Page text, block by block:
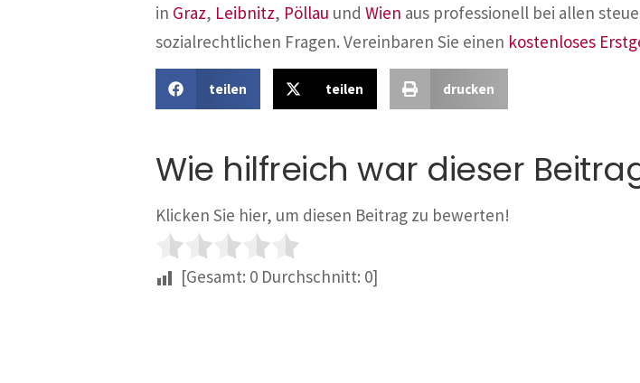
in Graz, Leibnitz, Pöllau und Wien aus professionell bei allen
sozialrechtlichen Fragen. Vereinbaren Sie einen kostenloses
teilen teilen drucken
Wie hilfreich war dieser
Klicken Sie hier, um diesen Beitrag zu bewerten!
[Gesamt: 0 Durchschnitt: 0]